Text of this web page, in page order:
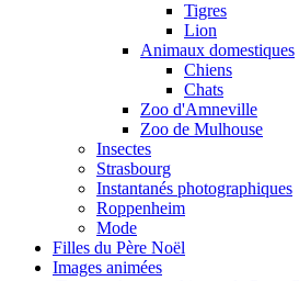
Tigres
Lion
Animaux domestiques
Chiens
Chats
Zoo d'Amneville
Zoo de Mulhouse
Insectes
Strasbourg
Instantanés photographiques
Roppenheim
Mode
Filles du Père Noël
Images animées